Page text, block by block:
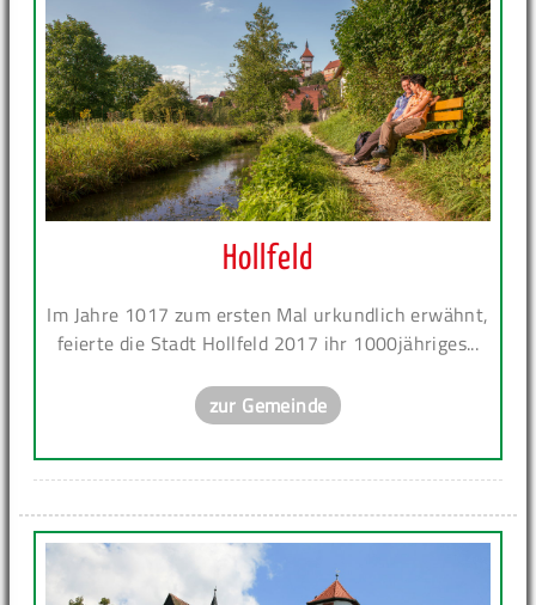
Hollfeld
Im Jahre 1017 zum ersten Mal urkundlich erwähnt,
feierte die Stadt Hollfeld 2017 ihr 1000jähriges...
zur Gemeinde